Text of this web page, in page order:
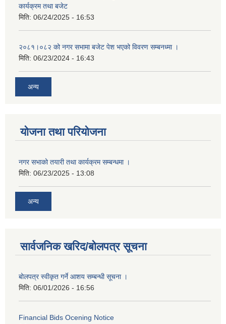
कार्यक्रम तथा बजेट
मिति: 06/24/2025 - 16:53
२०८१।०८२ को नगर सभामा बजेट पेश भएको विवरण सम्बनध्मा ।
मिति: 06/23/2024 - 16:43
अन्य
योजना तथा परियोजना
नगर सभाको तयारी तथा कार्यक्रम सम्बन्धमा ।
मिति: 06/23/2025 - 13:08
अन्य
सार्वजनिक खरिद/बोलपत्र सूचना
बोलपत्र स्वीकृत गर्ने आशय सम्बन्धी सूचना ।
मिति: 06/01/2026 - 16:56
Financial Bids Ocening Notice